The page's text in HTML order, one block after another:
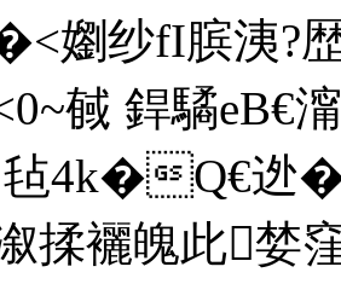
嬼纱fI膑洟?
戫 銲驈eB€
毡4k�Q€迯
揉襹魄此